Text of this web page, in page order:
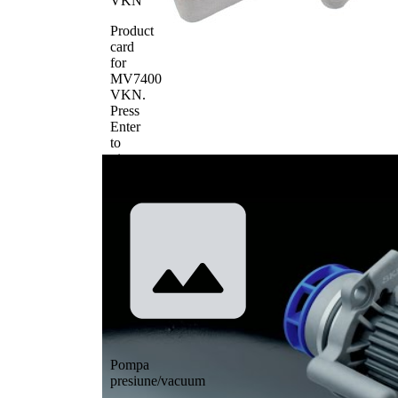
Product
card
for
MV7400
VKN.
Press
Enter
to
view
Pompa
presiune/vacuum